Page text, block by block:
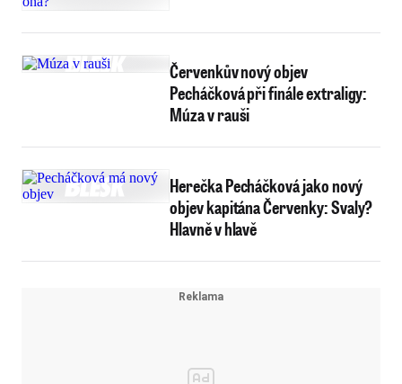
Červenkův nový objev
Pecháčková při finále extraligy:
Múza v rauši
Herečka Pecháčková jako nový
objev kapitána Červenky: Svaly?
Hlavně v hlavě